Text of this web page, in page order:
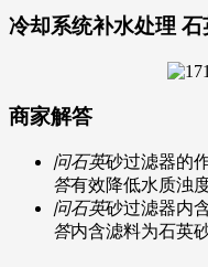
冷却系统补水处理
商家解答
问石英砂过滤器的
答有效降低水质浊
问石英砂过滤器内
答内含滤料为石英砂